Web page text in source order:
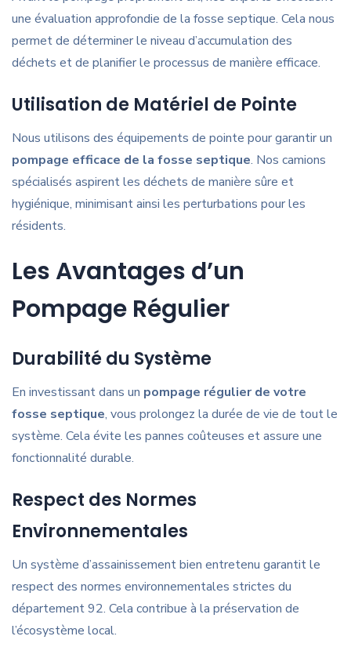
une évaluation approfondie de la fosse septique. Cela nous
permet de déterminer le niveau d’accumulation des
déchets et de planifier le processus de manière efficace.
Utilisation de Matériel de Pointe
Nous utilisons des équipements de pointe pour garantir un
pompage efficace de la fosse septique. Nos camions
spécialisés aspirent les déchets de manière sûre et
hygiénique, minimisant ainsi les perturbations pour les
résidents.
Les Avantages d’un
Pompage Régulier
Durabilité du Système
En investissant dans un pompage régulier de votre
fosse septique, vous prolongez la durée de vie de tout le
système. Cela évite les pannes coûteuses et assure une
fonctionnalité durable.
Respect des Normes
Environnementales
Un système d’assainissement bien entretenu garantit le
respect des normes environnementales strictes du
département 92. Cela contribue à la préservation de
l’écosystème local.